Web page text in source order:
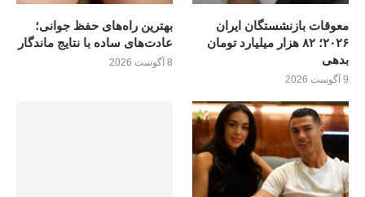
معوقات بازنشستگان ایران
۲۰۲۶؛ ۸۲ هزار میلیارد تومان
بدهی
9 آگوست 2026
بهترین راه‌های حفظ جوانی؛
عادت‌های ساده با نتایج ماندگار
8 آگوست 2026